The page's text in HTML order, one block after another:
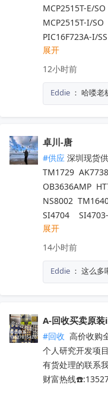
MCP2515T-E/
MCP2515T-I/
PIC16F723A-I/
NM1200LBAE
LTC6433AIUF-
TP2124-SR
ATA663254-
展开
12小时前
Eddie ： 哈喽老
卓川-唐
#供应 深圳现货
TM1729
OB3636AMP
NS8002
SI4704
TM1650
TL494IDR
EMP8965-
LT8645SEV
SY6874DBC
PL8332G
SI4754C-A55-
QN8065
展开
14小时前
Eddie ： 这么多
A-回收买卖原
#回收 高价收购
个人研究开发项
有货处理的联系
财富热线